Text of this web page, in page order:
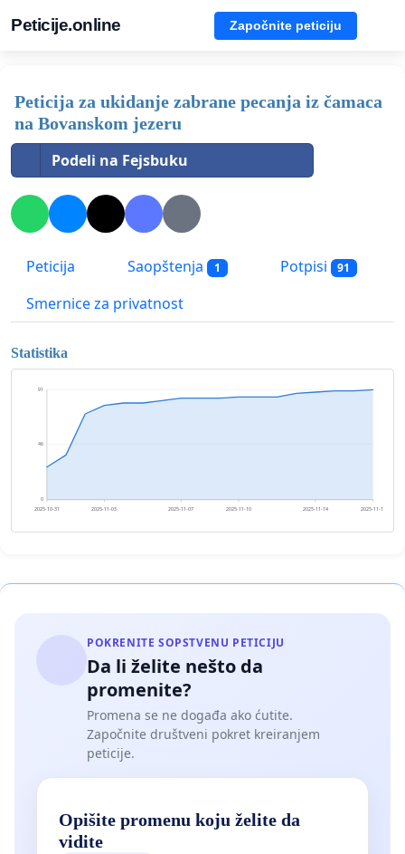
Peticije.online Započnite peticiju
Peticija za ukidanje zabrane pecanja iz čamaca
na Bovanskom jezeru
Podeli na Fejsbuku
Peticija Saopštenja 1 Potpisi 91
Smernice za privatnost
Statistika
0
46
91
2025-10-31 2025-11-03 2025-11-07 2025-11-10 2025-11-14 2025-11-17
POKRENITE SOPSTVENU PETICIJU
Da li želite nešto da
promenite?
Promena se ne događa ako ćutite.
Započnite društveni pokret kreiranjem
peticije.
Opišite promenu koju želite da
vidite